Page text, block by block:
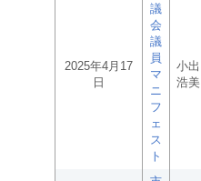
2025年4月17
日
議
会
議
員
マ
ニ
フ
ェ
ス
ト
小出
浩美